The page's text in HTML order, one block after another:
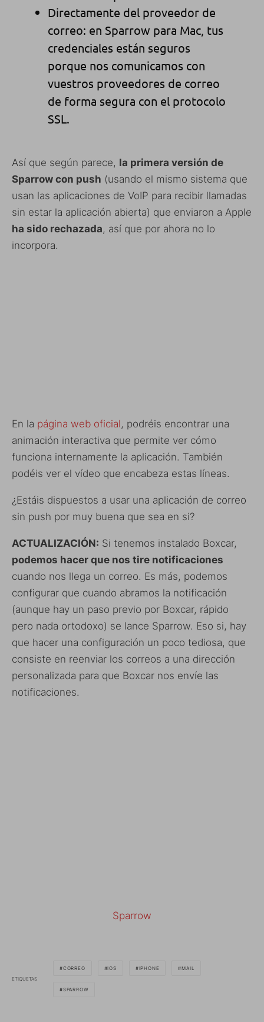
Directamente del proveedor de
correo: en Sparrow para Mac, tus
credenciales están seguros
porque nos comunicamos con
vuestros proveedores de correo
de forma segura con el protocolo
SSL.
Así que según parece, la primera versión de
Sparrow con push (usando el mismo sistema que
usan las aplicaciones de VoIP para recibir llamadas
sin estar la aplicación abierta) que enviaron a Apple
ha sido rechazada, así que por ahora no lo
incorpora.
En la página web oficial, podréis encontrar una
animación interactiva que permite ver cómo
funciona internamente la aplicación. También
podéis ver el vídeo que encabeza estas líneas.
¿Estáis dispuestos a usar una aplicación de correo
sin push por muy buena que sea en si?
ACTUALIZACIÓN: Si tenemos instalado Boxcar,
podemos hacer que nos tire notificaciones
cuando nos llega un correo. Es más, podemos
configurar que cuando abramos la notificación
(aunque hay un paso previo por Boxcar, rápido
pero nada ortodoxo) se lance Sparrow. Eso si, hay
que hacer una configuración un poco tediosa, que
consiste en reenviar los correos a una dirección
personalizada para que Boxcar nos envíe las
notificaciones.
Sparrow
ETIQUETAS
CORREO IOS IPHONE MAIL
SPARROW